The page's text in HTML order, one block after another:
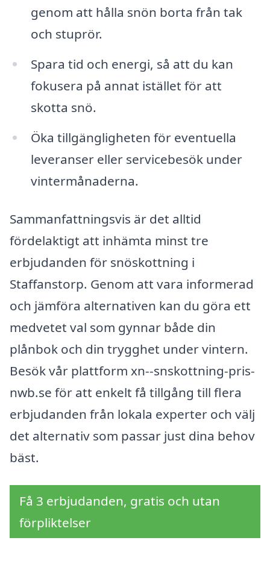
genom att hålla snön borta från tak
och stuprör.
Spara tid och energi, så att du kan
fokusera på annat istället för att
skotta snö.
Öka tillgängligheten för eventuella
leveranser eller servicebesök under
vintermånaderna.
Sammanfattningsvis är det alltid
fördelaktigt att inhämta minst tre
erbjudanden för snöskottning i
Staffanstorp. Genom att vara informerad
och jämföra alternativen kan du göra ett
medvetet val som gynnar både din
plånbok och din trygghet under vintern.
Besök vår plattform xn--snskottning-pris-
nwb.se för att enkelt få tillgång till flera
erbjudanden från lokala experter och välj
det alternativ som passar just dina behov
bäst.
Få 3 erbjudanden, gratis och utan
förpliktelser